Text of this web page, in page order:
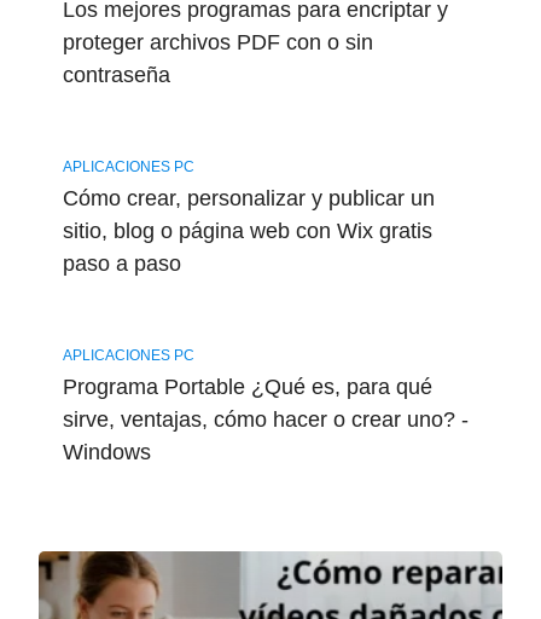
Los mejores programas para encriptar y
proteger archivos PDF con o sin
contraseña
APLICACIONES PC
Cómo crear, personalizar y publicar un
sitio, blog o página web con Wix gratis
paso a paso
APLICACIONES PC
Programa Portable ¿Qué es, para qué
sirve, ventajas, cómo hacer o crear uno? -
Windows